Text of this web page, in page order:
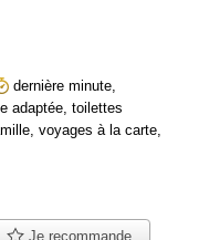
dernière minute,
adaptée, toilettes
, voyages à la carte,
Je recommande